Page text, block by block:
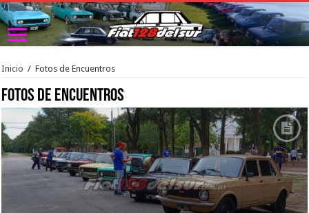
Inicio / Fotos de Encuentros
Fotos de Encuentros